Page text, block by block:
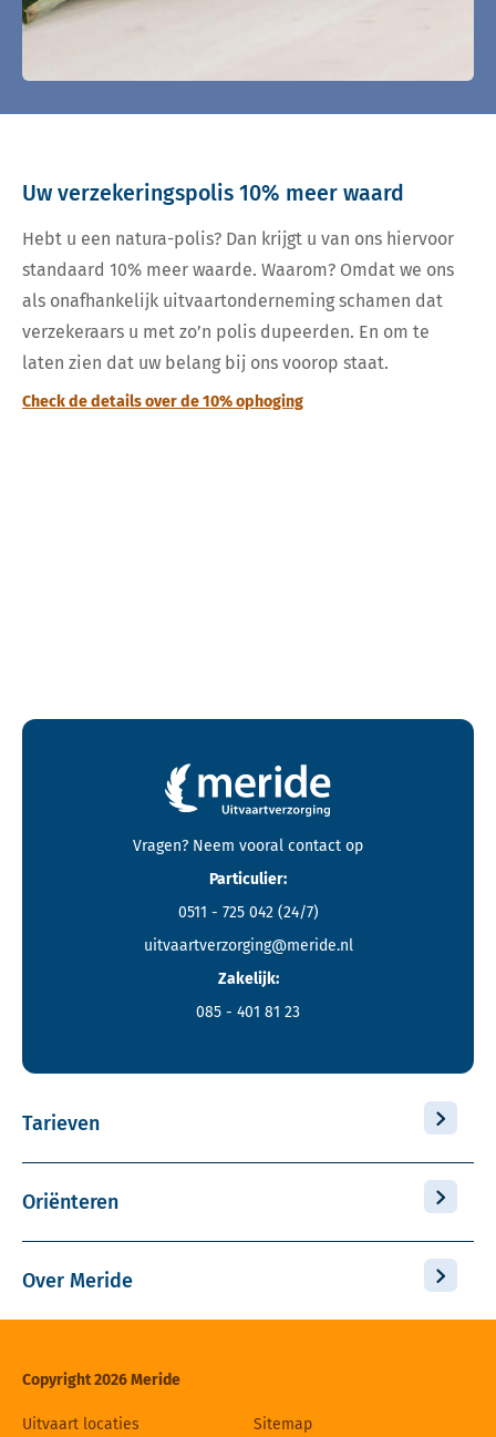
Uw verzekeringspolis 10% meer waard
Hebt u een natura-polis? Dan krijgt u van ons hiervoor
standaard 10% meer waarde. Waarom? Omdat we ons
als onafhankelijk uitvaartonderneming schamen dat
verzekeraars u met zo’n polis dupeerden. En om te
laten zien dat uw belang bij ons voorop staat.
Check de details over de 10% ophoging
Contactgegevens en footer menu van Meride
Vragen? Neem vooral contact op
Particulier:
0511 - 725 042 (24/7)
uitvaartverzorging@meride.nl
Zakelijk:
085 - 401 81 23
Tarieven
Oriënteren
Over Meride
Copyright 2026 Meride
Uitvaart locaties Sitemap